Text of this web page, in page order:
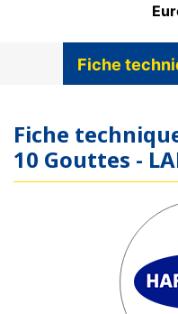
Fiche
Fiche
10 Gouttes -